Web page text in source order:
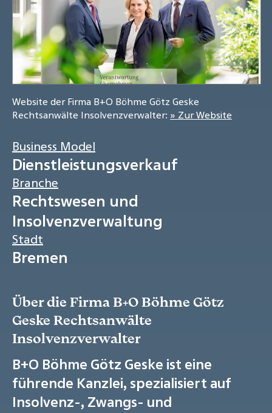
Website der Firma B+O Böhme Götz Geske
Rechtsanwälte Insolvenzverwalter: » Zur Website
Business Model
Dienstleistungsverkauf
Branche
Rechtswesen und
Insolvenzverwaltung
Stadt
Bremen
Über die Firma B+O Böhme Götz
Geske Rechtsanwälte
Insolvenzverwalter
B+O Böhme Götz Geske ist eine
führende Kanzlei, spezialisiert auf
Insolvenz-, Zwangs- und